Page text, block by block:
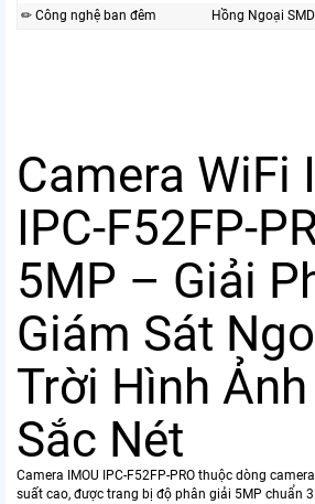
✏ Công nghệ ban đêm
Hồng Ngoại SMD
Camera WiFi
IPC-F52FP-
5MP – Giải
Giám Sát
Trời Hình
Sắc Nét
Camera IMOU IPC-F52FP-PRO thuộc dòng
suất cao, được trang bị độ phân giải 5MP chuẩn